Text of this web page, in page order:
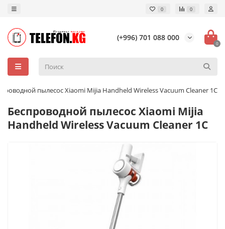
0 0
(+996) 701 088 000
0
пылесос Xiaomi Mijia Handheld Wireless Vacuum Cleaner 1С
Беспроводной пылесос Xiaomi Mijia
Handheld Wireless Vacuum Cleaner 1С